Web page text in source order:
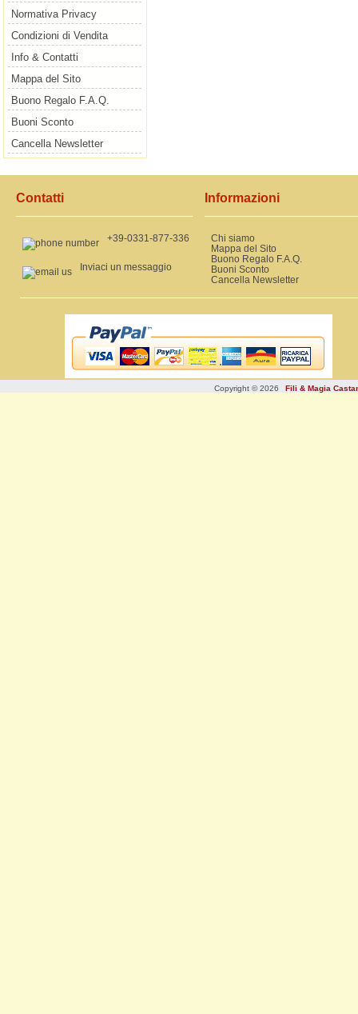
Normativa Privacy
Condizioni di Vendita
Info & Contatti
Mappa del Sito
Buono Regalo F.A.Q.
Buoni Sconto
Cancella Newsletter
Contatti
+39-0331-877-336
Inviaci un messaggio
Informazioni
Chi siamo
Mappa del Sito
Buono Regalo F.A.Q.
Buoni Sconto
Cancella Newsletter
Copyright © 2026 Fili & Magia